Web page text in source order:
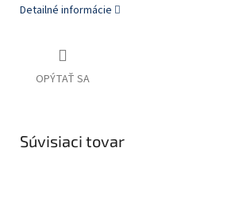
Detailné informácie
OPÝTAŤ SA
Súvisiaci tovar